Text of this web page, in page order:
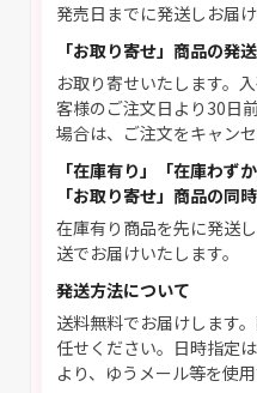
発売日までに発送しお届け
「お取り寄せ」商品の発送
お取り寄せいたします。
客様のご注文日より30日
場合は、ご注文をキャン
「在庫有り」「在庫わず
「お取り寄せ」商品の同
在庫有り商品を先に発送
送でお届けいたします。
発送方法について
送料無料でお届けします
任せください。日時指定
より、ゆうメール等を使